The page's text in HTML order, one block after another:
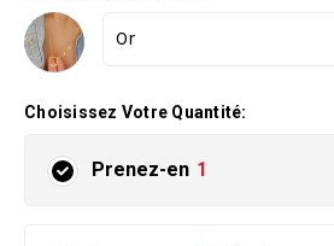
Choisissez Votre Quantité:
Prenez-en 1